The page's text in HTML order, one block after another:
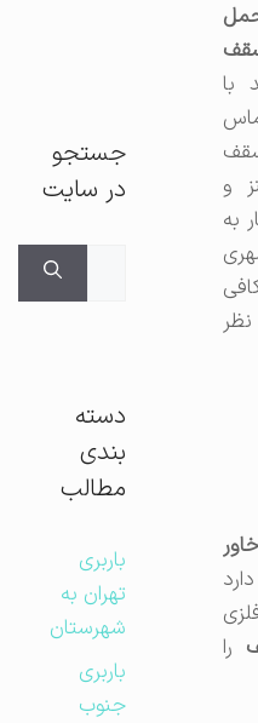
جستجو
در سایت
دسته
بندی
مطالب
باربری
تهران به
شهرستان
باربری
جنوب